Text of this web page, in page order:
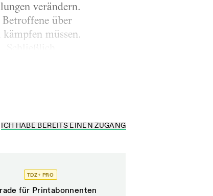
verändern.
Betroffene über
müssen.
ICH HABE BEREITS EINEN ZUGANG
TDZ+ PRO
für Printabonnenten